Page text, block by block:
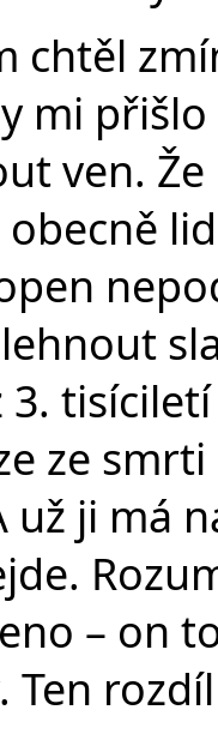
chtěl
mi
ven.
3.
ze
ji má
– on
Ten